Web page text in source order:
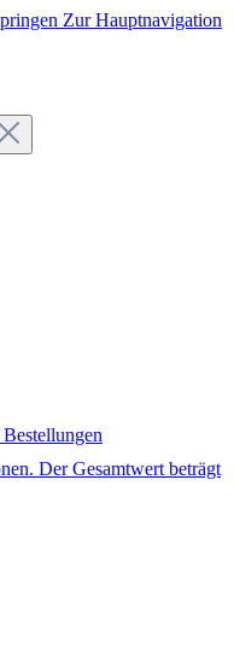
Zur Hauptnavigation
Bestellungen
Der Gesamtwert beträgt